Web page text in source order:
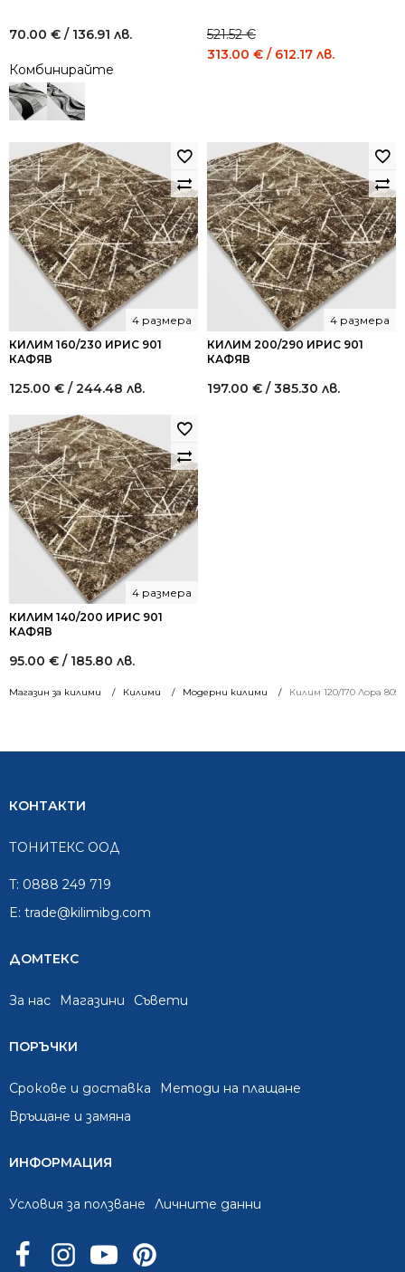
Магазин за килими Килими Модерни килими Килим 120/170 Лора
70.00 € / 136.91 лв.
Комбинирайте
521.52€
Original
1,020.00
лв..
313.00 € / 612.17 лв.
612.17
лв..
КИЛИМ 160/230 ИРИС 901
КАФЯВ
4 размера
125.00 € / 244.48 лв.
КИЛИМ 200/290 ИРИС 901
КАФЯВ
4 размера
197.00 € / 385.30 лв.
КИЛИМ 140/200 ИРИС 901
КАФЯВ
4 размера
95.00 € / 185.80 лв.
КОНТАКТИ
ТОНИТЕКС ООД
T: 0888 249 719
E: trade@kilimibg.com
ДОМТЕКС
За нас Mагазини Съвети
ПОРЪЧКИ
Срокове и доставка
Методи на плащане
Връщане и замяна
ИНФОРМАЦИЯ
Условия за ползване Личните данни